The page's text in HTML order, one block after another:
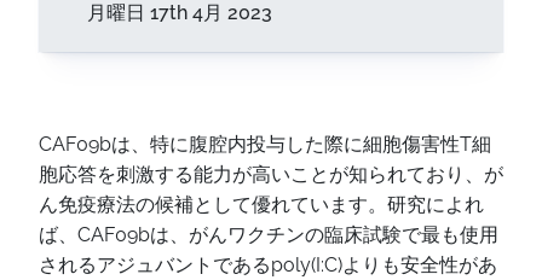
月曜日 17th 4月 2023
CAF09bは、特に腹腔内投与した際に細胞傷害性T細
胞応答を刺激する能力が高いことが知られており、が
ん免疫療法の候補として優れています。研究によれ
ば、CAF09bは、がんワクチンの臨床試験で最も使用
されるアジュバントであるpoly(I:C)よりも安全性があ